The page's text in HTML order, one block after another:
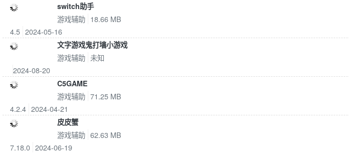
switch助手
游戏辅助 18.66 MB
4.5 2024-05-16
文字游戏鬼打墙小游戏
游戏辅助 未知
2024-08-20
C5GAME
游戏辅助 71.25 MB
4.2.4 2024-04-21
皮皮蟹
游戏辅助 62.63 MB
7.18.0 2024-06-19